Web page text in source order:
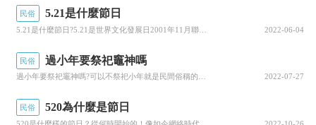
脫。
策。就是将漢室皇族的女性嫁給匈奴王，不僅是送
老婆，他們還贈送了一定量的财物。
合約開放邊關合約，準許雙方人民進行交往交易
民俗 5.21是什麼節日
5.21是什麼節日?5.21是世界文化發展日2001年11月聯合國教科文組織通過《世界文化多樣性宣言》聯合國大會随即在其57/249号決議中歡迎這一宣言，還歡迎其所附的執行宣言的《行動計劃》的要點，并宣布5月21日為世界文化多樣性促進對話和... 2022-06-04
民俗 過小年要祭祀竈神嗎
2022-07-27
民俗 520為什麼是節日